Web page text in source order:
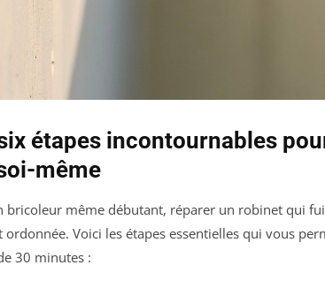
étapes incontournables
même
bricoleur même débutant, réparer un robinet qui
ordonnée. Voici les étapes essentielles qui vous
30 minutes :